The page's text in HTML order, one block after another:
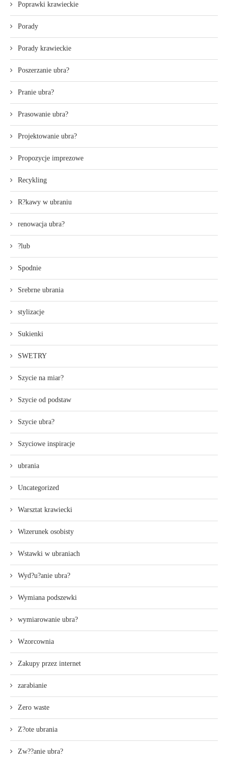
Poprawki krawieckie
Porady
Porady krawieckie
Poszerzanie ubra?
Pranie ubra?
Prasowanie ubra?
Projektowanie ubra?
Propozycje imprezowe
Recykling
R?kawy w ubraniu
renowacja ubra?
?lub
Spodnie
Srebrne ubrania
stylizacje
Sukienki
SWETRY
Szycie na miar?
Szycie od podstaw
Szycie ubra?
Szyciowe inspiracje
ubrania
Uncategorized
Warsztat krawiecki
Wizerunek osobisty
Wstawki w ubraniach
Wyd?u?anie ubra?
Wymiana podszewki
wymiarowanie ubra?
Wzorcownia
Zakupy przez internet
zarabianie
Zero waste
Z?ote ubrania
Zw??anie ubra?